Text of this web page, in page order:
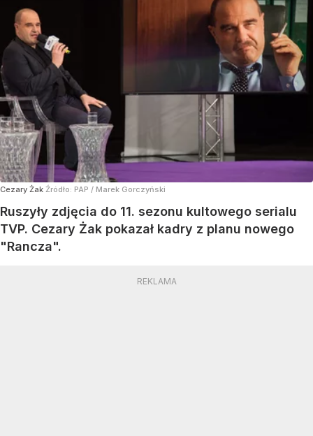
Cezary Żak Źródło: PAP / Marek Gorczyński
Ruszyły zdjęcia do 11. sezonu kultowego serialu
TVP. Cezary Żak pokazał kadry z planu nowego
"Rancza".